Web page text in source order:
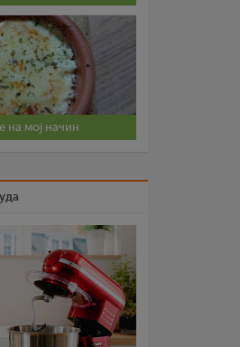
на мој начин